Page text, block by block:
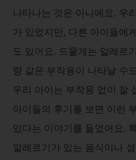
나타나는 것은 아니에요. 우
가 있었지만, 다른 아이들에
도 있어요. 드물게는 알레르
량 같은 부작용이 나타날 수
우리 아이는 부작용 없이 잘
아이들의 후기를 보면 이런
있다는 이야기를 들었어요.
알레르기가 있는 음식이나